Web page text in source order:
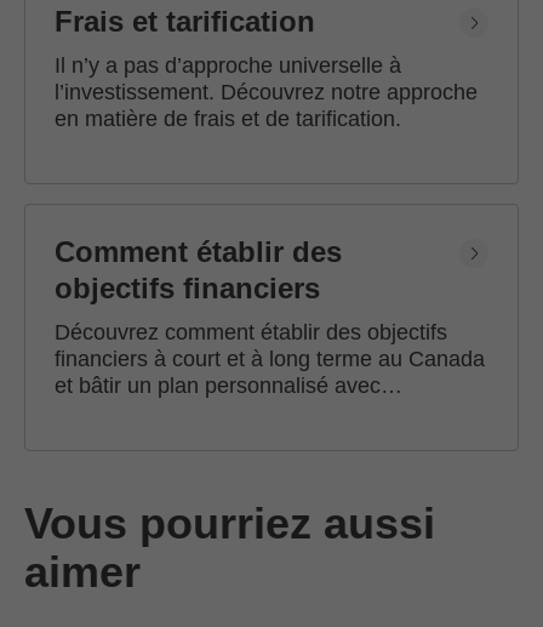
Frais et tarification
Il n’y a pas d’approche universelle à
l’investissement. Découvrez notre approche
en matière de frais et de tarification.
Comment établir des
objectifs financiers
Découvrez comment établir des objectifs
financiers à court et à long terme au Canada
et bâtir un plan personnalisé avec
Vous pourriez aussi
aimer